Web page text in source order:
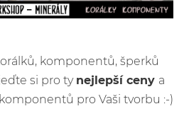
komponentů, šperků
si pro ty nejlepší ceny a
pro Vaši tvorbu :-)